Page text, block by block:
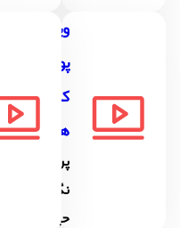
ویدیو
کاروفناوری
هشتم
پرورش و
نگه دارى از
حیوانات